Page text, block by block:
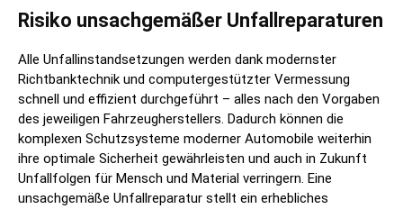
Risiko unsachgemäßer Unfallreparaturen
Alle Unfallinstandsetzungen werden dank modernster
Richtbanktechnik und computergestützter Vermessung
schnell und effizient durchgeführt – alles nach den Vorgaben
des jeweiligen Fahrzeugherstellers. Dadurch können die
komplexen Schutzsysteme moderner Automobile weiterhin
ihre optimale Sicherheit gewährleisten und auch in Zukunft
Unfallfolgen für Mensch und Material verringern. Eine
unsachgemäße Unfallreparatur stellt ein erhebliches